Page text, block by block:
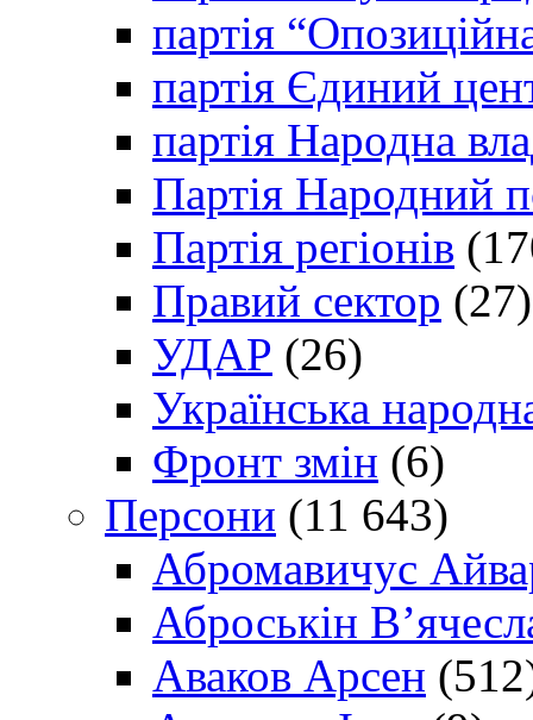
партія
партія Єдиний
партія Народна
Партія Народний
Партія регіонів
Правий сектор (27)
УДАР (26)
Українська
Фронт змін (6)
Персони (11 643)
Абромавичус
Аброськін
Аваков Арсен